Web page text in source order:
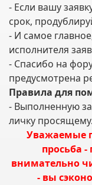
- Если вашу
срок,
- И самое
исполнителя
- Спасибо на
предусмотрена
Правила для
- Выполненную
личку просящему.
Уважаемые
просьба
внимательно
- вы